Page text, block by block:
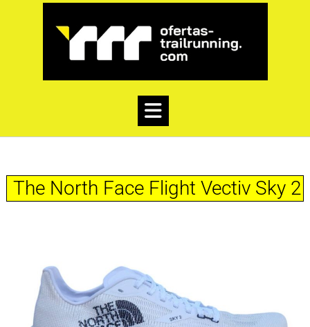
The North Face Flight Vectiv Sky 2